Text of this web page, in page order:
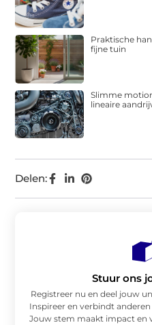
Delen:
Praktische
fijne tuin
Slimme
lineaire
Stuur ons
Registreer nu en deel jouw
Inspireer en verbindt
Jouw stem maakt impact en